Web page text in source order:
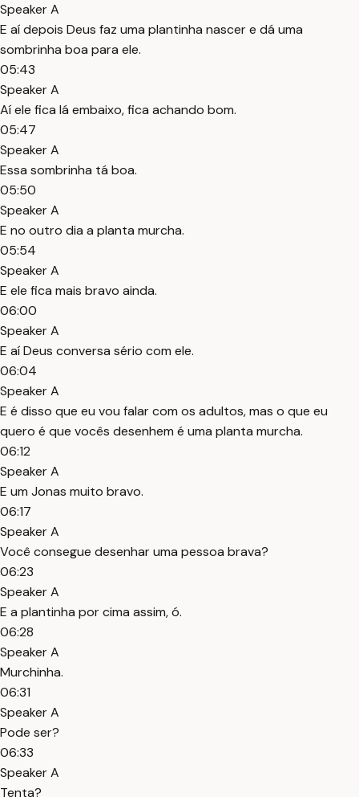
Speaker A
E aí depois Deus faz uma plantinha nascer e dá uma
sombrinha boa para ele.
05:43
Speaker A
Aí ele fica lá embaixo, fica achando bom.
05:47
Speaker A
Essa sombrinha tá boa.
05:50
Speaker A
E no outro dia a planta murcha.
05:54
Speaker A
E ele fica mais bravo ainda.
06:00
Speaker A
E aí Deus conversa sério com ele.
06:04
Speaker A
E é disso que eu vou falar com os adultos, mas o que eu
quero é que vocês desenhem é uma planta murcha.
06:12
Speaker A
E um Jonas muito bravo.
06:17
Speaker A
Você consegue desenhar uma pessoa brava?
06:23
Speaker A
E a plantinha por cima assim, ó.
06:28
Speaker A
Murchinha.
06:31
Speaker A
Pode ser?
06:33
Speaker A
Tenta?